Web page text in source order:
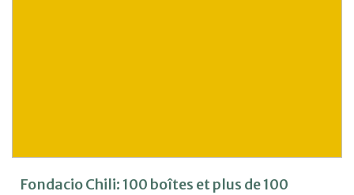
Fondacio Chili: 100 boîtes et plus de 100